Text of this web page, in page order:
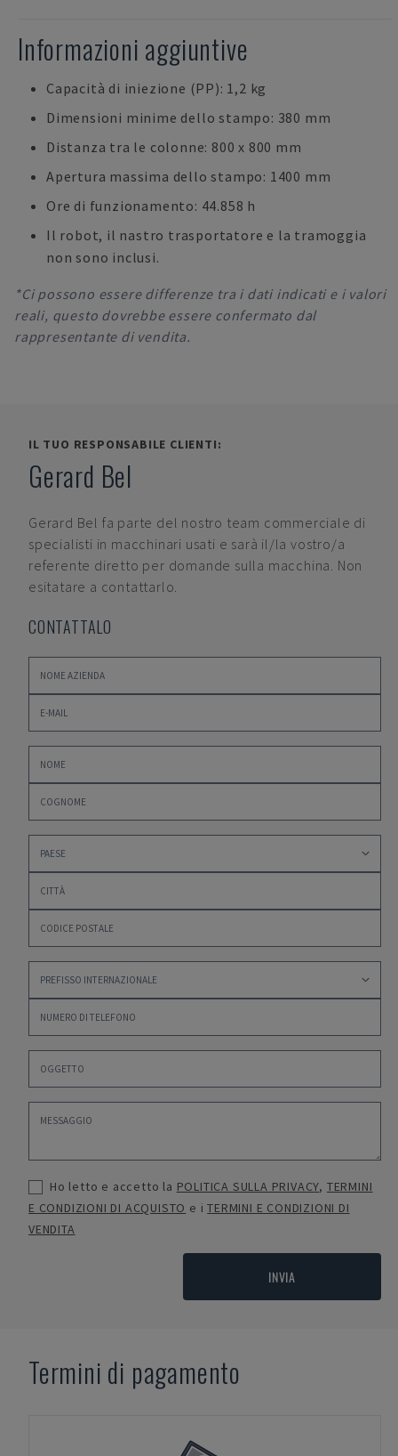
Informazioni aggiuntive
Capacità di iniezione (PP): 1,2 kg
Dimensioni minime dello stampo: 380 mm
Distanza tra le colonne: 800 x 800 mm
Apertura massima dello stampo: 1400 mm
Ore di funzionamento: 44.858 h
Il robot, il nastro trasportatore e la tramoggia
non sono inclusi.
*Ci possono essere differenze tra i dati indicati e i valori
reali, questo dovrebbe essere confermato dal
rappresentante di vendita.
IL TUO RESPONSABILE CLIENTI:
Gerard Bel
Gerard Bel fa parte del nostro team commerciale di
specialisti in macchinari usati e sarà il/la vostro/a
referente diretto per domande sulla macchina. Non
esitatare a contattarlo.
CONTATTALO
Ho letto e accetto la POLITICA SULLA PRIVACY, TERMINI
E CONDIZIONI DI ACQUISTO e iTERMINI E CONDIZIONI DI
VENDITA
INVIA
Termini di pagamento